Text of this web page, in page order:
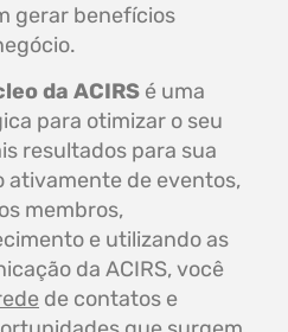
gerar benefícios
da ACIRS é uma
para otimizar o seu
resultados para sua
ativamente de eventos,
membros,
e utilizando as
da ACIRS, você
de contatos e